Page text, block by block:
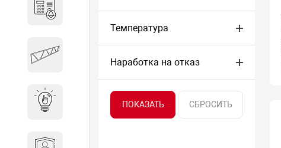
Защитные
металлоконструкции
Интерактивные решения
Температура
Наработка на отказ